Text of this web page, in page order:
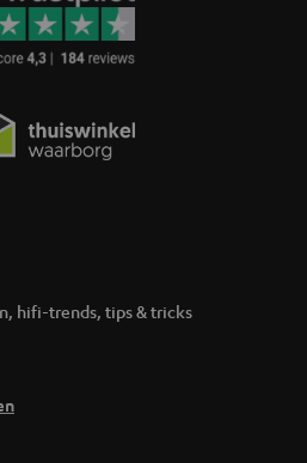
hifi-trends, tips & tricks